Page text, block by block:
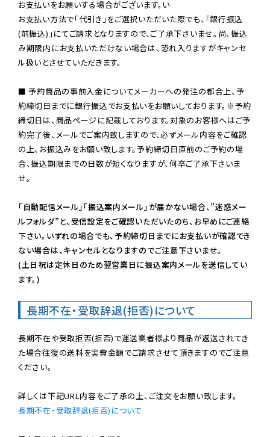
お支払いをお願いする場合がございます。い
お支払い方法で「代引き」をご選択いただいた際でも、「銀行振込
(前振込)」にてご請求となりますので、ご了承下さいませ。尚、振込
み期限内にお支払いただけない場合は、恐れ入りますがキャンセ
ル扱いとさせていただきます。
■ 予約商品の事前入金についてメーカーへの発注の都合上、予
約締切日までに銀行振込でお支払いをお願いしております。※予約
締切日は、商品ページに記載しております。対象のお客様へはご予
約完了後、メールでご案内致しますので、必ずメール内容をご確認
の上、お振込みをお願い致します。予約締切日直前のご予約の場
合、振込期限までの日数が短くなりますが、何卒ご了承下さいま
せ。
「自動配信メール」「振込案内メール」が届かない場合、”迷惑メー
ルフォルダ”と、受信設定をご確認いただいたのち、お早めにご連絡
下さい。いずれの場合でも、予約締切日までにお支払いが確認でき
ない場合は、キャンセルとなりますのでご注意下さいませ。
(土日祝は定休日のため翌営業日に振込案内メールを送信してい
ます。)
長期不在・受取辞退(拒否)について
長期不在や受取拒否(拒否)で運送業者様より商品が返送されてき
た場合往復の送料を実費金額でご請求させて頂きますのでご注意
ください。
長期不在・受取辞退(拒否)について